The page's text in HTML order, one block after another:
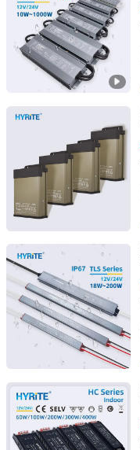
Guangdong, China
Hyrite Lighting Co.
Guangdong, China
Hyrite Lighting Co.
Guangdong, China
Hyrite Lighting Co.
Guangdong, China